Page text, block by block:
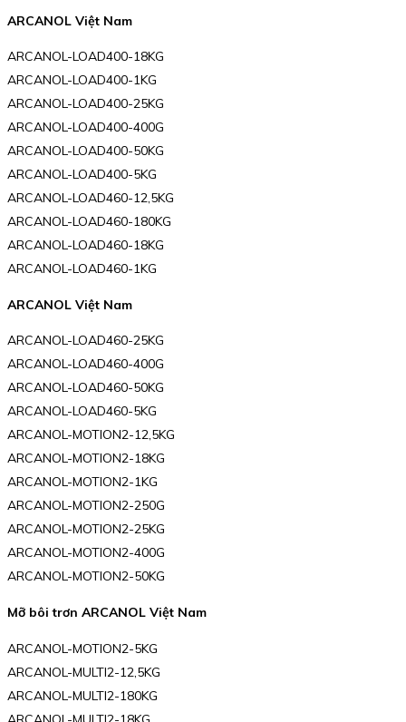
ARCANOL Việt Nam
ARCANOL-LOAD400-18KG
ARCANOL-LOAD400-1KG
ARCANOL-LOAD400-25KG
ARCANOL-LOAD400-400G
ARCANOL-LOAD400-50KG
ARCANOL-LOAD400-5KG
ARCANOL-LOAD460-12,5KG
ARCANOL-LOAD460-180KG
ARCANOL-LOAD460-18KG
ARCANOL-LOAD460-1KG
ARCANOL Việt Nam
ARCANOL-LOAD460-25KG
ARCANOL-LOAD460-400G
ARCANOL-LOAD460-50KG
ARCANOL-LOAD460-5KG
ARCANOL-MOTION2-12,5KG
ARCANOL-MOTION2-18KG
ARCANOL-MOTION2-1KG
ARCANOL-MOTION2-250G
ARCANOL-MOTION2-25KG
ARCANOL-MOTION2-400G
ARCANOL-MOTION2-50KG
Mỡ bôi trơn ARCANOL Việt Nam
ARCANOL-MOTION2-5KG
ARCANOL-MULTI2-12,5KG
ARCANOL-MULTI2-180KG